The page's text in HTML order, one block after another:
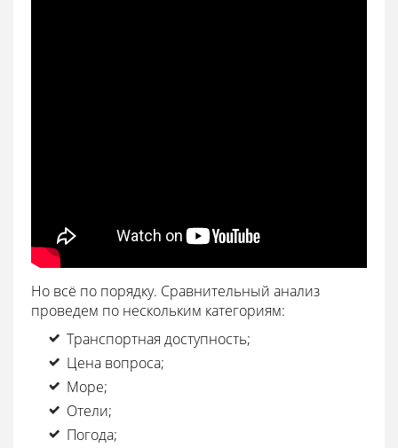
Но всё по порядку. Сравнительный анализ
проведем по нескольким категориям:
Транспортная доступность;
Цена вопроса;
Море;
Отели;
Погода;